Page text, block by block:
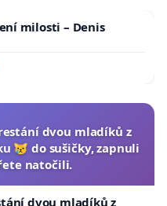
milosti – Denis
dvou mladíků z
😿 do sušičky, zapnuli
natočili.
dvou mladíků z